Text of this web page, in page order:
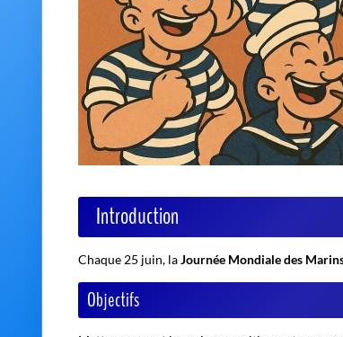
Introduction
Chaque 25 juin, laJournée Mondiale des
Objectifs